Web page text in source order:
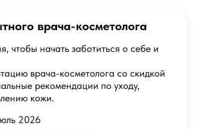
врача-косметолога
2026
чтобы начать заботиться о себе и
врача-косметолога со скидкой
рекомендации по уходу,
кожи.